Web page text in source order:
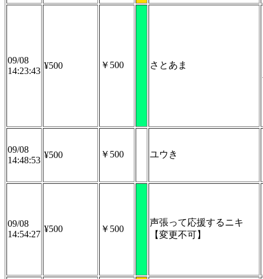
09/08
14:23:43
¥500 ￥500 さとあま
09/08
14:48:53
¥500 ￥500 ユウき
09/08
14:54:27
¥500 ￥500
声張って応援するニキ
【変更不可】